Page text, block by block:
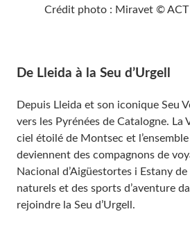
Crédit photo : Miravet © ACT
De Lleida à la Seu d’Urgell
Depuis Lleida et son iconique Seu
vers les Pyrénées de Catalogne. La
ciel étoilé de Montsec et
deviennent des compagnons de
Nacional d’Aigüestortes i Estany
naturels et des sports d’aventure
rejoindre la Seu d’Urgell.